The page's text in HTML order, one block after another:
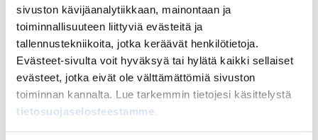
sivuston kävijäanalytiikkaan, mainontaan ja
toiminnallisuuteen liittyviä evästeitä ja
tallennustekniikoita, jotka keräävät henkilötietoja.
Evästeet-sivulta voit hyväksyä tai hylätä kaikki sellaiset
evästeet, jotka eivät ole välttämättömiä sivuston
toiminnan kannalta. Lue tarkemmin tietojesi käsittelystä
tietosuojaselosteestamme.
Asiantuntija ja valmentaja: Elsa
Ervasti
Elsa Ervastion esiintymis- ja
pitchausvalmentaja, joka auttaa naisyrittäjiä
ottamaan tilansa ja näkymään rohkeasti.
Hän sparraa johtajia ja asiantuntijoita
kehittämään pitchausta, vaikuttavaa